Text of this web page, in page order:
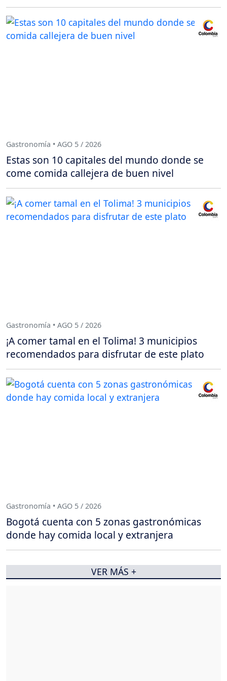
Gastronomía • AGO 5 / 2026
Estas son 10 capitales del mundo donde se
come comida callejera de buen nivel
Gastronomía • AGO 5 / 2026
¡A comer tamal en el Tolima! 3 municipios
recomendados para disfrutar de este plato
Gastronomía • AGO 5 / 2026
Bogotá cuenta con 5 zonas gastronómicas
donde hay comida local y extranjera
VER MÁS +